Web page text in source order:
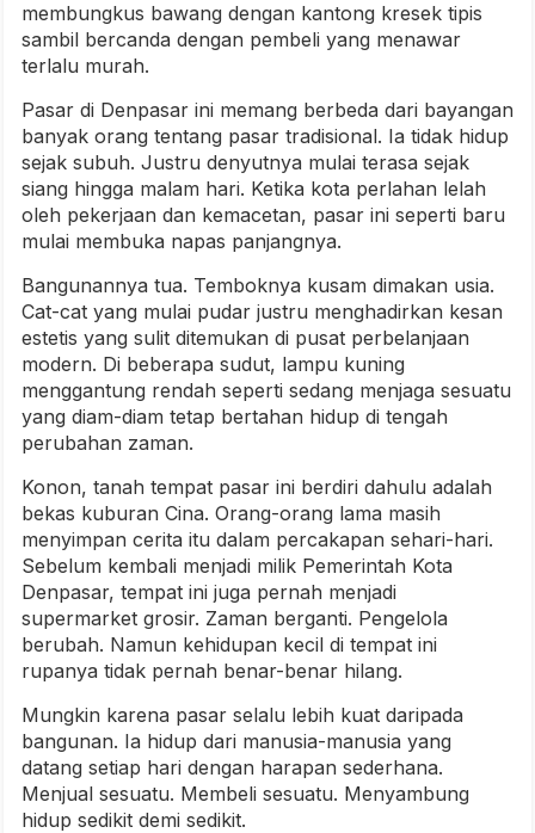
membungkus bawang dengan kantong kresek tipis
sambil bercanda dengan pembeli yang menawar
terlalu murah.
Pasar di Denpasar ini memang berbeda dari bayangan
banyak orang tentang pasar tradisional. Ia tidak hidup
sejak subuh. Justru denyutnya mulai terasa sejak
siang hingga malam hari. Ketika kota perlahan lelah
oleh pekerjaan dan kemacetan, pasar ini seperti baru
mulai membuka napas panjangnya.
Bangunannya tua. Temboknya kusam dimakan usia.
Cat-cat yang mulai pudar justru menghadirkan kesan
estetis yang sulit ditemukan di pusat perbelanjaan
modern. Di beberapa sudut, lampu kuning
menggantung rendah seperti sedang menjaga sesuatu
yang diam-diam tetap bertahan hidup di tengah
perubahan zaman.
Konon, tanah tempat pasar ini berdiri dahulu adalah
bekas kuburan Cina. Orang-orang lama masih
menyimpan cerita itu dalam percakapan sehari-hari.
Sebelum kembali menjadi milik Pemerintah Kota
Denpasar, tempat ini juga pernah menjadi
supermarket grosir. Zaman berganti. Pengelola
berubah. Namun kehidupan kecil di tempat ini
rupanya tidak pernah benar-benar hilang.
Mungkin karena pasar selalu lebih kuat daripada
bangunan. Ia hidup dari manusia-manusia yang
datang setiap hari dengan harapan sederhana.
Menjual sesuatu. Membeli sesuatu. Menyambung
hidup sedikit demi sedikit.